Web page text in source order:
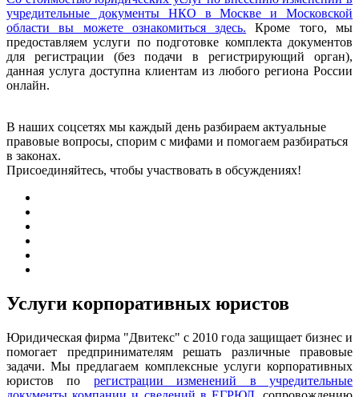
учредительные документы НКО в Москве и Московской
области вы можете ознакомиться здесь. Кроме того, мы
предоставляем услуги по подготовке комплекта документов
для регистрации (без подачи в регистрирующий орган),
данная услуга доступна клиентам из любого региона России
онлайн.
В наших соцсетях мы каждый день разбираем актуальные
правовые вопросы, спорим с мифами и помогаем разбираться
в законах.
Присоединяйтесь, чтобы участвовать в обсуждениях!
Услуги корпоративных юристов
Юридическая фирма "Двитекс" с 2010 года защищает бизнес и
помогает предпринимателям решать различные правовые
задачи. Мы предлагаем комплексные услуги корпоративных
юристов по регистрации изменений в учредительные